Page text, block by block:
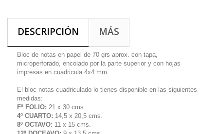
DESCRIPCIÓN MÁS
Bloc de notas en papel de 70 grs aprox. con tapa,
microperforado, encolado por la parte superior y con hojas
impresas en cuadricula 4x4 mm.
El bloc notas cuadriculado lo tienes disponible en las siguientes
medidas:
Fº FOLIO: 21 x 30 cms.
4º CUARTO: 14,5 x 20,5 cms.
8º OCTAVO: 11 x 15 cms.